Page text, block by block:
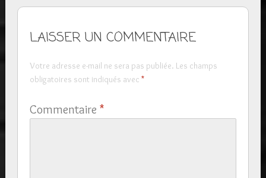
LAISSER UN COMMENTAIRE
Votre adresse e-mail ne sera pas publiée. Les champs
obligatoires sont indiqués avec *
Commentaire *